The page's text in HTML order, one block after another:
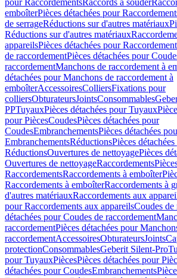
pour RaccordementsRaccords à souder
emboîterPièces détachées pour
de serrageRéductions sur d'autres matériaux
Réductions sur d'autres matériaux
appareilsPièces détachées pour
de raccordementPièces détachées pour
raccordementManchons de raccordement à
détachées pour Manchons de raccordement à
emboîterAccessoiresColliersFixations pour
colliersObturateursJointsConsommables
PPTuyauxPièces détachées pour Tuyaux
pour PiècesCoudesPièces détachées pour
CoudesEmbranchementsPièces détachées
EmbranchementsRéductionsPièces
RéductionsOuvertures de nettoyagePièces
Ouvertures de nettoyageRaccordements
RaccordementsRaccordements à emboîter
Raccordements à emboîterRaccordements à
d'autres matériauxRaccordements aux
pour Raccordements aux appareilsCoudes de
détachées pour Coudes de raccordement
raccordementPièces détachées pour
raccordementAccessoiresObturateursJoints
protectionConsommablesGeberit Silent-Pro
pour TuyauxPiècesPièces détachées pour
détachées pour CoudesEmbranchements